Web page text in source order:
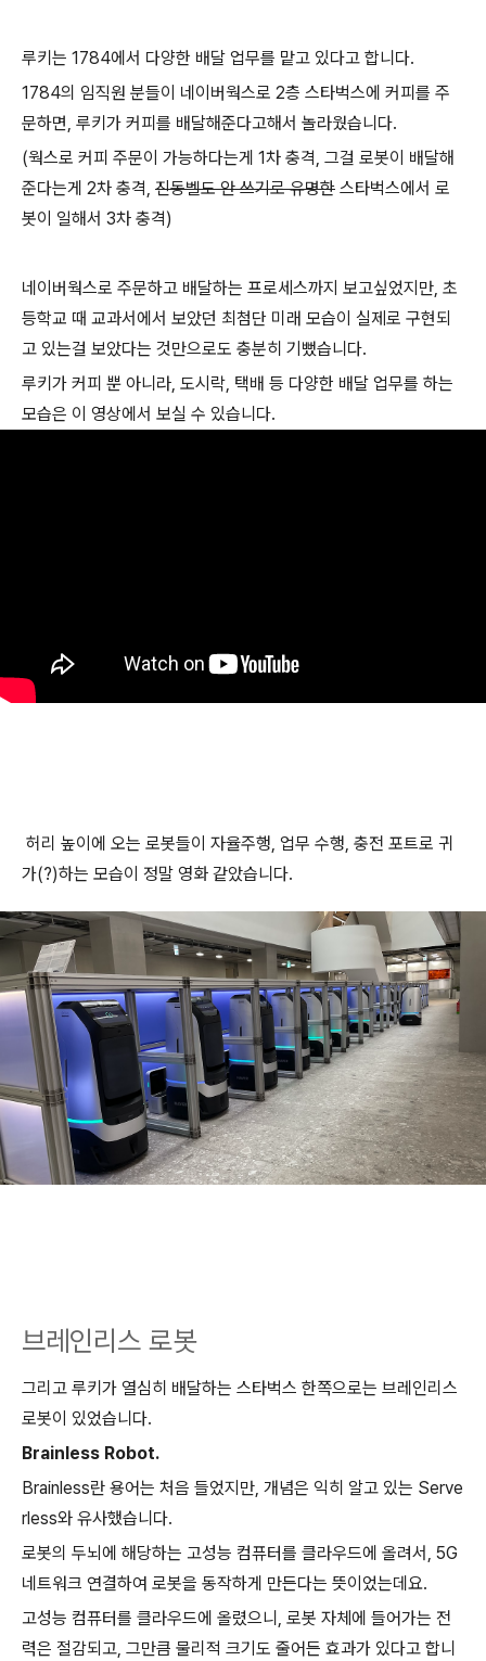
루키는 1784에서 다양한 배달 업무를 맡고 있다고 합니다.
1784의 임직원 분들이 네이버웍스로 2층 스타벅스에 커피를 주
문하면, 루키가 커피를 배달해준다고해서 놀라웠습니다.
(웍스로 커피 주문이 가능하다는게 1차 충격, 그걸 로봇이 배달해
준다는게 2차 충격, 진동벨도 안 쓰기로 유명한 스타벅스에서 로
봇이 일해서 3차 충격)
네이버웍스로 주문하고 배달하는 프로세스까지 보고싶었지만, 초
등학교 때 교과서에서 보았던 최첨단 미래 모습이 실제로 구현되
고 있는걸 보았다는 것만으로도 충분히 기뻤습니다.
루키가 커피 뿐 아니라, 도시락, 택배 등 다양한 배달 업무를 하는
모습은 이 영상에서 보실 수 있습니다.
허리 높이에 오는 로봇들이 자율주행, 업무 수행, 충전 포트로 귀
가(?)하는 모습이 정말 영화 같았습니다.
브레인리스 로봇
그리고 루키가 열심히 배달하는 스타벅스 한쪽으로는 브레인리스
로봇이 있었습니다.
Brainless Robot.
Brainless란 용어는 처음 들었지만, 개념은 익히 알고 있는 Serve
rless와 유사했습니다.
로봇의 두뇌에 해당하는 고성능 컴퓨터를 클라우드에 올려서, 5G
네트워크 연결하여 로봇을 동작하게 만든다는 뜻이었는데요.
고성능 컴퓨터를 클라우드에 올렸으니, 로봇 자체에 들어가는 전
력은 절감되고, 그만큼 물리적 크기도 줄어든 효과가 있다고 합니